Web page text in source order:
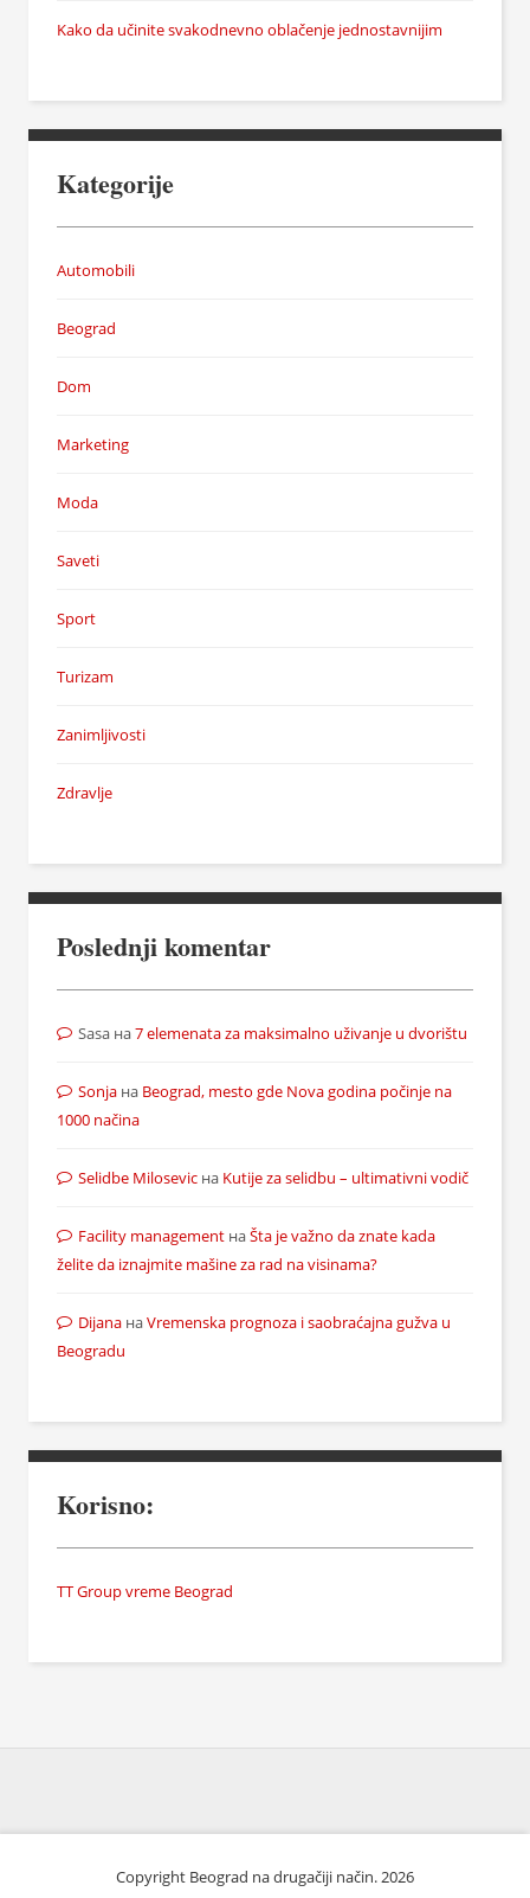
Kako da učinite svakodnevno oblačenje jednostavnijim
Kategorije
Automobili
Beograd
Dom
Marketing
Moda
Saveti
Sport
Turizam
Zanimljivosti
Zdravlje
Poslednji komentar
Sasa на7 elemenata za maksimalno uživanje u dvorištu
Sonja на Beograd, mesto gde Nova godina počinje na
1000 načina
Selidbe Milosevic на Kutije za selidbu – ultimativni vodič
Facility management наŠta je važno da znate kada
želite da iznajmite mašine za rad na visinama?
Dijana наVremenska prognoza i saobraćajna gužva u
Beogradu
Korisno:
TT Group vreme Beograd
Copyright Beograd na drugačiji način. 2026